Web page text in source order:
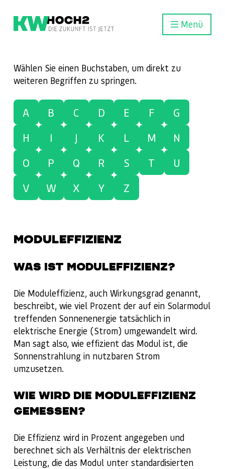
Menü
Wählen Sie einen Buchstaben, um direkt zu
weiteren Begriffen zu springen.
A B C D E F
G
H
I J K L M
N
O
P Q R S T
U
V
W X Y Z
MODULEFFIZIENZ
WAS IST MODULEFFIZIENZ?
Die Moduleffizienz, auch Wirkungsgrad genannt,
beschreibt, wie viel Prozent der auf ein Solarmodul
treffenden Sonnenenergie tatsächlich in
elektrische Energie (Strom) umgewandelt wird.
Man sagt also, wie effizient das Modul ist, die
Sonnenstrahlung in nutzbaren Strom
umzusetzen.
WIE WIRD DIE MODULEFFIZIENZ
GEMESSEN?
Die Effizienz wird in Prozent angegeben und
berechnet sich als Verhältnis der elektrischen
Leistung, die das Modul unter standardisierten